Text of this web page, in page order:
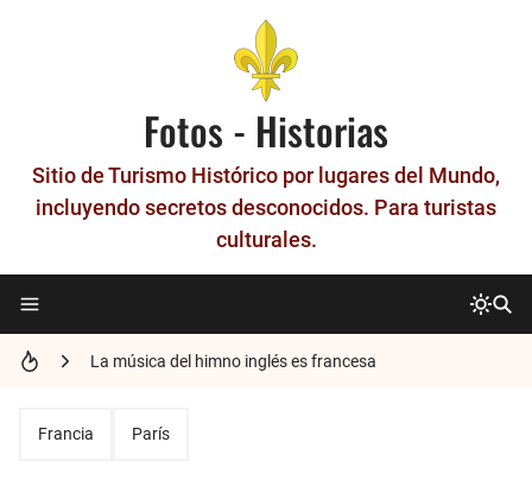
Fotos - Historias
Sitio de Turismo Histórico por lugares del Mundo,
incluyendo secretos desconocidos. Para turistas
culturales.
Historia del Metro Patrón - La unidad que nació en París
La música del himno inglés es francesa
Francia París